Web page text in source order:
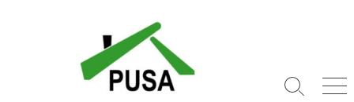
Search